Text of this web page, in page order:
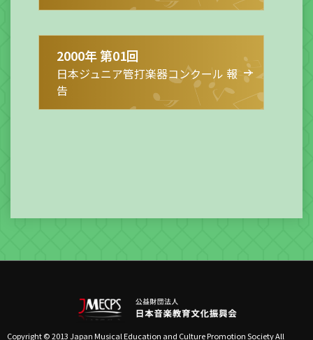
2000年 第01回
日本ジュニア管打楽器コンクール 報
告
Copyright © 2013 Japan Musical Education and Culture Promotion Society All